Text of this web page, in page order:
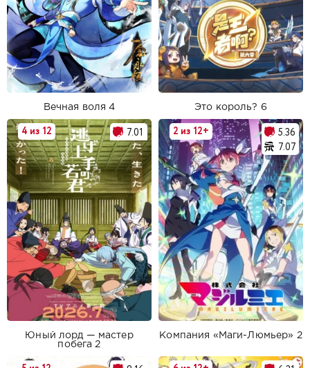
Вечная воля 4 Это король? 6
Юный лорд — мастер
побега 2
4 из 12 7.01
Компания «Маги-Люмьер» 2
2 из 12+
5.36
7.07